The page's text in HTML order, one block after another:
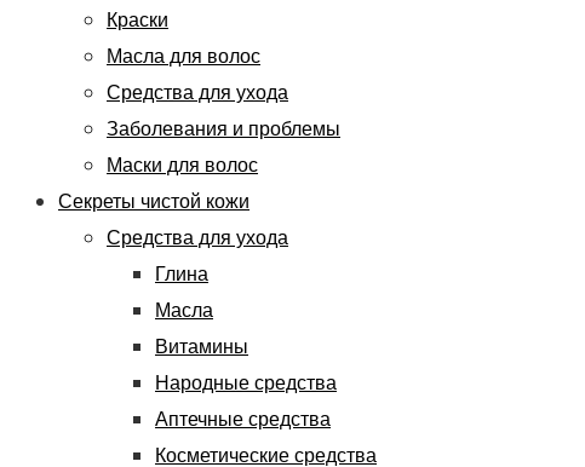
Краски
Масла для волос
Средства для ухода
Заболевания и проблемы
Маски для волос
Секреты чистой кожи
Средства для ухода
Глина
Масла
Витамины
Народные средства
Аптечные средства
Косметические средства